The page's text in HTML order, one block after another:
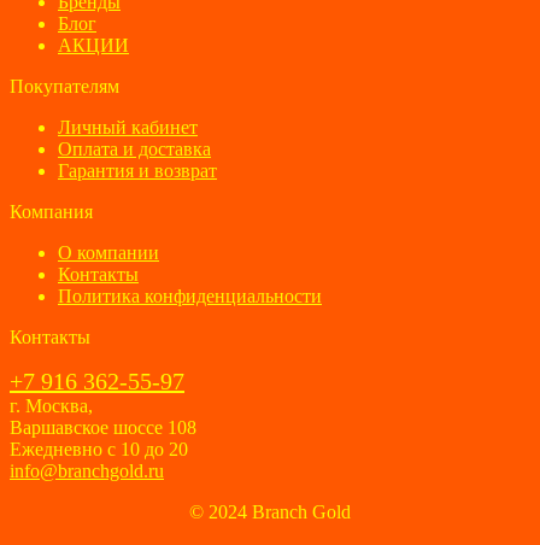
Блог
АКЦИИ
Покупателям
Личный кабинет
Оплата и доставка
Гарантия и возврат
Компания
О компании
Контакты
Политика конфиденциальности
Контакты
+7 916 362-55-97
г. Москва,
Варшавское шоссе 108
Ежедневно с 10 до 20
info@branchgold.ru
© 2024 Branch Gold